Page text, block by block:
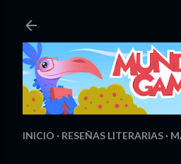
INICIO RESEÑAS LITERARIAS